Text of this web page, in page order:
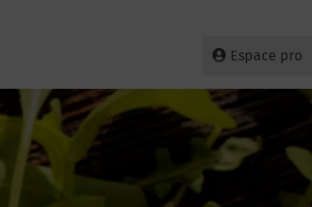
Espace pro